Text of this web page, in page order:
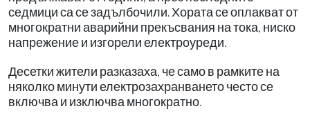
седмици са се задълбочили. Хората се оплакват от
многократни аварийни прекъсвания на тока, ниско
напрежение и изгорели електроуреди.
Десетки жители разказаха, че само в рамките на
няколко минути електрозахранването често се
включва и изключва многократно.